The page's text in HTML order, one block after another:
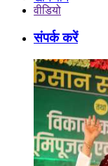
वीडियो
संपर्क करें